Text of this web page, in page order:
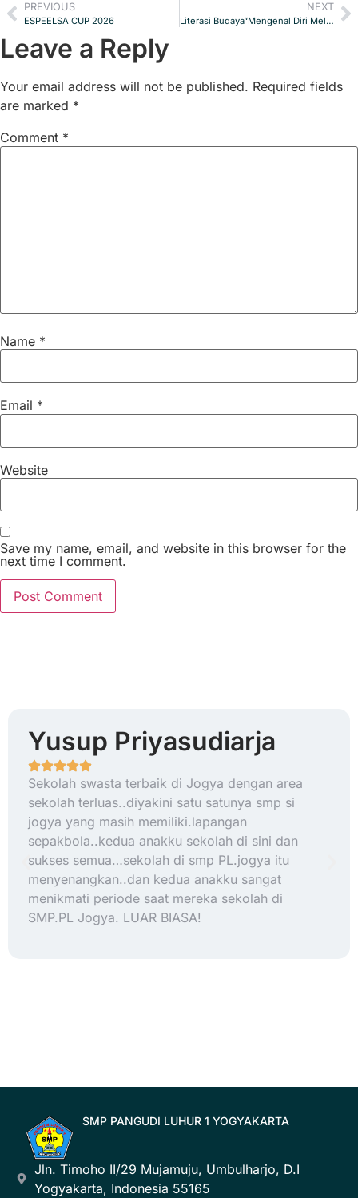
PREVIOUS
ESPEELSA CUP 2026
NEXT
Literasi Budaya“Mengenal Diri Melalui Karya”
Leave a Reply
Your email address will not be published. Required fields
are marked *
Comment *
Name *
Email *
Website
Save my name, email, and website in this browser for the
next time I comment.
Yusup Priyasudiarja
Sekolah swasta terbaik di Jogya dengan area
sekolah terluas..diyakini satu satunya smp si
jogya yang masih memiliki.lapangan
sepakbola..kedua anakku sekolah di sini dan
sukses semua…sekolah di smp PL.jogya itu
menyenangkan..dan kedua anakku sangat
menikmati periode saat mereka sekolah di
SMP.PL Jogya. LUAR BIASA!
SMP PANGUDI LUHUR 1 YOGYAKARTA
Jln. Timoho II/29 Mujamuju, Umbulharjo, D.I
Yogyakarta, Indonesia 55165